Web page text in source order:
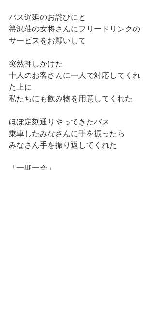
バス遅延のお詫びにと
箒沢荘の女将さんにフリードリンクの
サービスをお願いして
突然押しかけた
十人のお客さんに一人で対応してくれ
た上に
私たちにも飲み物を用意してくれた
ほぼ定刻通りやってきたバス
乗車したみなさんに手を振ったら
みなさん手を振り返してくれた
「一期一会」